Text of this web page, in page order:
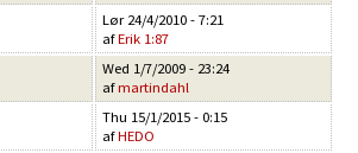
Lør 24/4/2010 - 7:21
afErik 1:87
Wed 1/7/2009 - 23:24
afmartindahl
Thu 15/1/2015 - 0:15
afHEDO